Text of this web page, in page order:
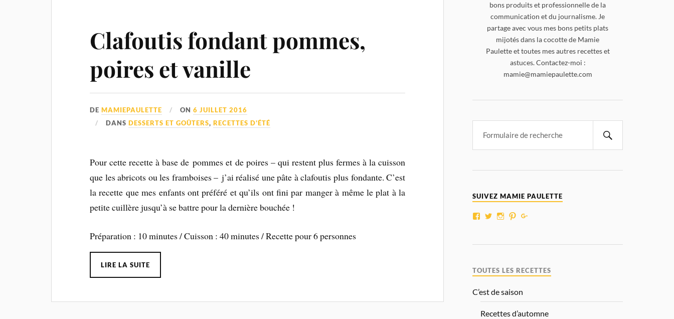
Clafoutis fondant pommes,
poires et vanille
DEMAMIEPAULETTE ON6 JUILLET 2016
DANSDESSERTS ET GOÛTERS,RECETTES D'ÉTÉ
Pour cette recette à base de pommes et de poires – qui restent plus fermes à la cuisson
que les abricots ou les framboises – j’ai réalisé une pâte à clafoutis plus fondante. C’est
la recette que mes enfants ont préféré et qu’ils ont fini par manger à même le plat à la
petite cuillère jusqu’à se battre pour la dernière bouchée !
Préparation : 10 minutes / Cuisson : 40 minutes / Recette pour 6 personnes
LIRE LA SUITE
bons produits et professionnelle de la
communication et du journalisme. Je
partage avec vous mes bons petits plats
mijotés dans la cocotte de Mamie
Paulette et toutes mes autres recettes et
astuces. Contactez-moi :
mamie@mamiepaulette.com
SUIVEZ MAMIE PAULETTE
TOUTES LES RECETTES
C’est de saison
Recettes d’automne